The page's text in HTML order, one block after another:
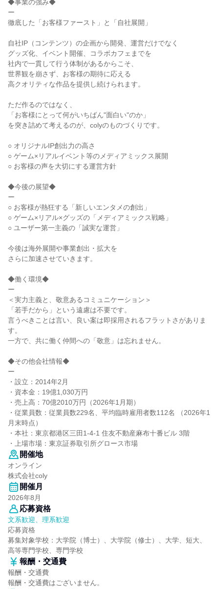
◆事業の強み◆
ー
徹底した「お客様ファースト」と「自社展開」
自社IP（コンテンツ）の企画から開発、運営だけでなく
グッズ化、イベント開催、コラボカフェまでを
社内で一貫して行う体制があるからこそ、
世界観を崩さず、お客様の期待に応える
高クオリティな作品を提供し続けられます。
ただ作るのではなく、
「お客様にとって何がいちばん"面白い"のか」
を突き詰めて考えるのが、colyのものづくりです。
○ オリジナルIP創出力の高さ
○ ゲーム×リアルイベント等のメディアミックス展開
○ お客様の声を大切にする運営方針
◆今後の展望◆
ー
○ お客様が熱狂する「新しいエンタメの創出」
○ ゲーム×リアル×グッズの「メディアミックス戦略」
○ ユーザー第一主義の「誠実な運営」
今後は海外展開や事業創出・拡大を
さらに加速させていきます。
◆働く環境◆
ー
＜実力主義と、敬意あるコミュニケーション＞
「若手だから」という遠慮は不要です。
言うべきことは言い、良い案は即採用されるフラットさがありま
す。
一方で、共に働く仲間への「敬意」は忘れません。
◆その他会社情報◆
ー
・設立：2014年2月
・資本金：19億1,030万円
・売上高：70億2010万円（2026年1月期）
・従業員数：従業員数229名、平均臨時雇⽤者数112名 （2026年1
⽉末時点）
・本社：東京都港区三田1-4-1 住友不動産麻布十番ビル 3階
・上場市場：東京証券取引所グロース市場
開催地
オンライン
株式会社coly
開催月
2026年8月
応募資格
文系歓迎、理系歓迎
応募資格
募集対象学校：大学院（博士）、大学院（修士）、大学、短大、
高等専門学校、専門学校
報酬・交通費
報酬・交通費
報酬・交通費はございません。